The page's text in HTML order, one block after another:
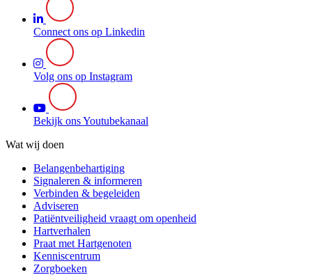
Connect ons op Linkedin
Volg ons op Instagram
Bekijk ons Youtubekanaal
Wat wij doen
Belangenbehartiging
Signaleren & informeren
Verbinden & begeleiden
Adviseren
Patiëntveiligheid vraagt om openheid
Hartverhalen
Praat met Hartgenoten
Kenniscentrum
Zorgboeken